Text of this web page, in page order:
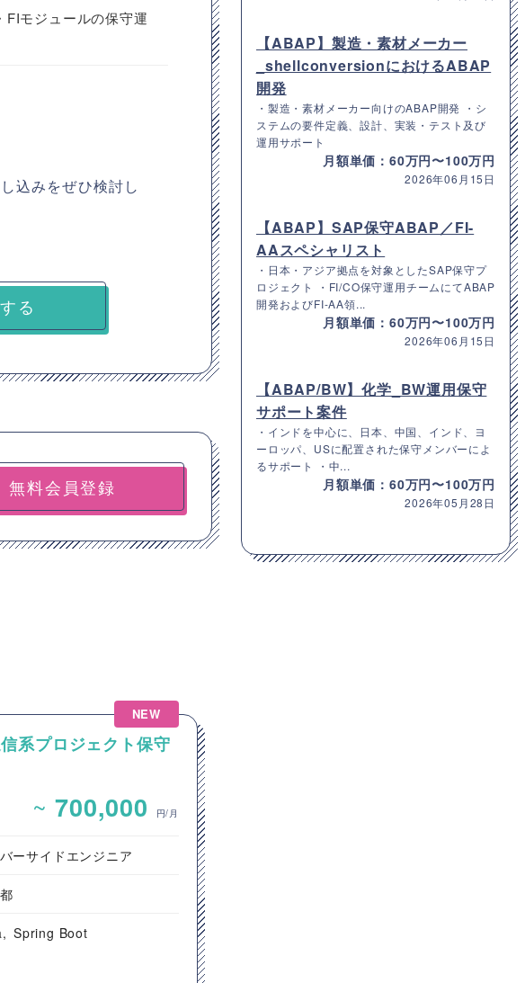
FIモジュールの保守運
込みをぜひ検討し
る
無料会員登録
NEW
系プロジェクト保守
~ 700,000 円/月
ーサイドエンジニア
Spring Boot
【ABAP】製造・素材メーカー
_shellconversionにおけるABAP
開発
・製造・素材メーカー向けのABAP開発 ・シ
ステムの要件定義、設計、実装・テスト及び
運用サポート
月額単価：60万円〜100万円
2026年06月15日
【ABAP】SAP保守ABAP／FI-
AAスペシャリスト
・日本・アジア拠点を対象としたSAP保守プ
ロジェクト ・FI/CO保守運用チームにてABAP
開発およびFI-AA領...
月額単価：60万円〜100万円
2026年06月15日
【ABAP/BW】化学_BW運用保守
サポート案件
・インドを中心に、日本、中国、インド、ヨ
ーロッパ、USに配置された保守メンバーによ
るサポート ・中...
月額単価：60万円〜100万円
2026年05月28日